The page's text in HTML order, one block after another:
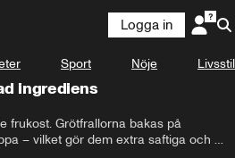
Logga in
Sport Nöje Livsstil
ingrediens
frukost. Grötfrallorna bakas på
– vilket gör dem extra saftiga och